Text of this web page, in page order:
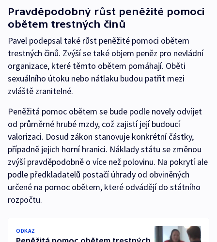
Pravděpodobný růst peněžité pomoci
obětem trestných činů
Pavel podepsal také růst peněžité pomoci obětem
trestných činů. Zvýší se také objem peněz pro nevládní
organizace, které těmto obětem pomáhají. Oběti
sexuálního útoku nebo nátlaku budou patřit mezi
zvláště zranitelné.
Peněžitá pomoc obětem se bude podle novely odvíjet
od průměrné hrubé mzdy, což zajistí její budoucí
valorizaci. Dosud zákon stanovuje konkrétní částky,
případně jejich horní hranici. Náklady státu se změnou
zvýší pravděpodobně o více než polovinu. Na pokrytí ale
podle předkladatelů postačí úhrady od obviněných
určené na pomoc obětem, které odvádějí do státního
rozpočtu.
ODKAZ